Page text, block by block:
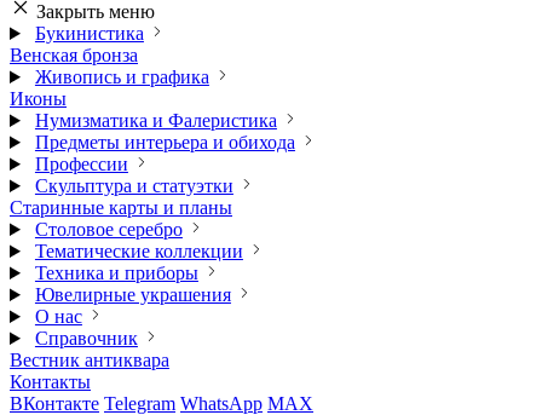
Закрыть меню
Букинистика
Венская бронза
Живопись и графика
Иконы
Нумизматика и Фалеристика
Предметы интерьера и обихода
Профессии
Скульптура и статуэтки
Старинные карты и планы
Столовое серебро
Тематические коллекции
Техника и приборы
Ювелирные украшения
О нас
Справочник
Вестник антиквара
Контакты
ВКонтакте Telegram WhatsApp MAX